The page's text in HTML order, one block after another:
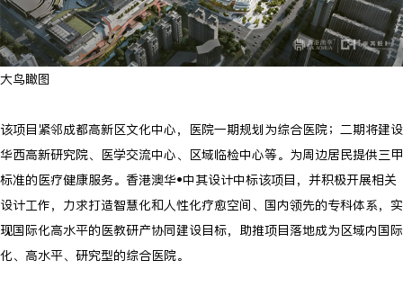
大鸟瞰图
该项目紧邻成都高新区文化中心，医院一期规划为综合医院；二期将建设
华西高新研究院、医学交流中心、区域临检中心等。为周边居民提供三甲
标准的医疗健康服务。香港澳华•中其设计中标该项目，并积极开展相关
设计工作，力求打造智慧化和人性化疗愈空间、国内领先的专科体系，实
现国际化高水平的医教研产协同建设目标，助推项目落地成为区域内国际
化、高水平、研究型的综合医院。